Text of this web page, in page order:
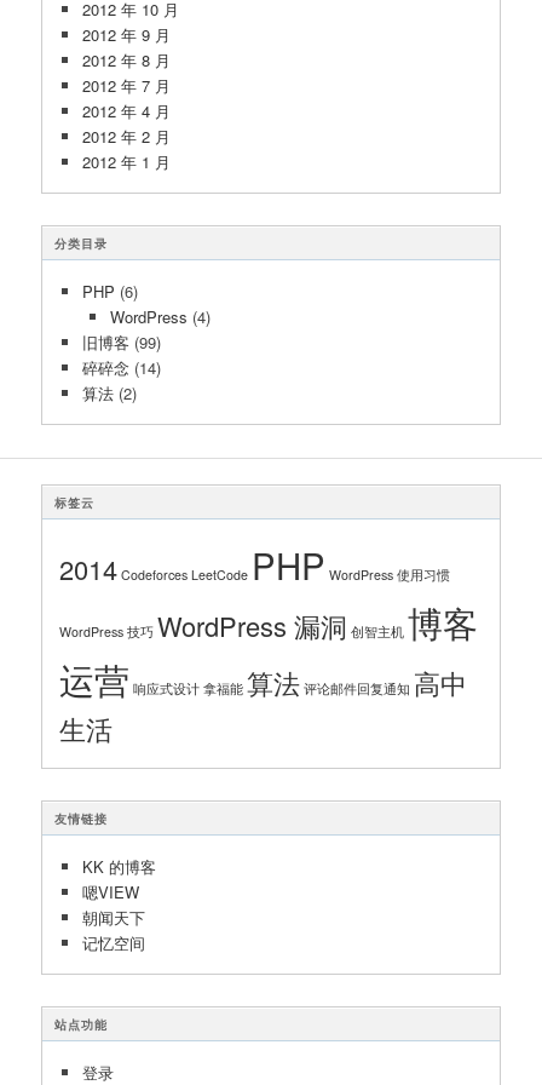
2012 年 10 月
2012 年 9 月
2012 年 8 月
2012 年 7 月
2012 年 4 月
2012 年 2 月
2012 年 1 月
分类目录
PHP (6)
WordPress (4)
旧博客 (99)
碎碎念 (14)
算法 (2)
标签云
2014 Codeforces LeetCode PHP WordPress 使用习惯
WordPress 技巧 WordPress 漏洞 创智主机 博客
运营 响应式设计 拿福能 算法 评论邮件回复通知 高中
生活
友情链接
KK 的博客
嗯VIEW
朝闻天下
记忆空间
站点功能
登录